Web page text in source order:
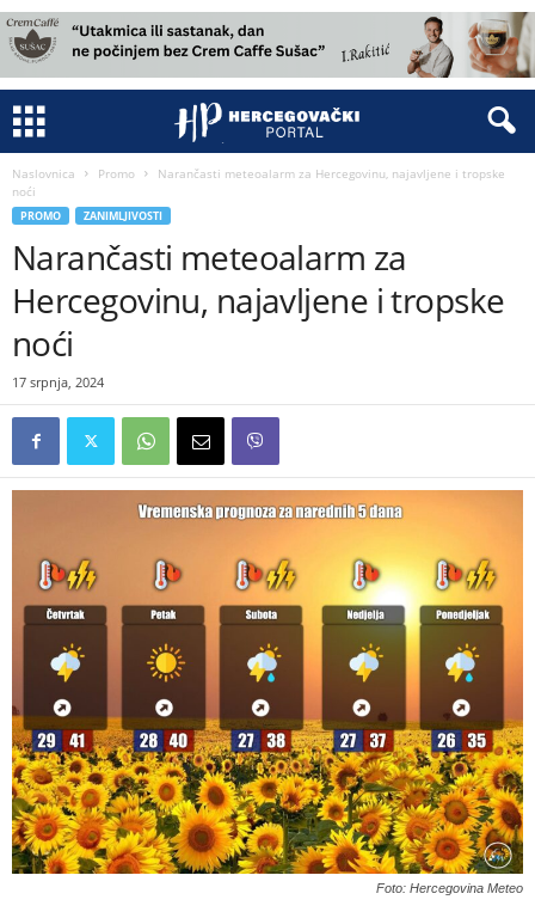
Naslovnica Promo
Narančasti meteoalarm za Hercegovinu, najavljene i tropske
noći
PROMO ZANIMLJIVOSTI
Narančasti meteoalarm za
Hercegovinu, najavljene i tropske
noći
17 srpnja, 2024
Foto: Hercegovina Meteo